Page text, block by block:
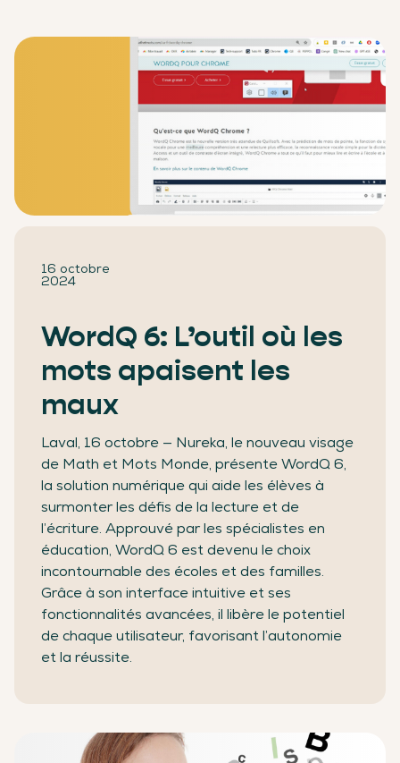
16 octobre
2024
WordQ 6: L’outil où les
mots apaisent les
maux
Laval, 16 octobre — Nureka, le nouveau visage
de Math et Mots Monde, présente WordQ 6,
la solution numérique qui aide les élèves à
surmonter les défis de la lecture et de
l’écriture. Approuvé par les spécialistes en
éducation, WordQ 6 est devenu le choix
incontournable des écoles et des familles.
Grâce à son interface intuitive et ses
fonctionnalités avancées, il libère le potentiel
de chaque utilisateur, favorisant l’autonomie
et la réussite.